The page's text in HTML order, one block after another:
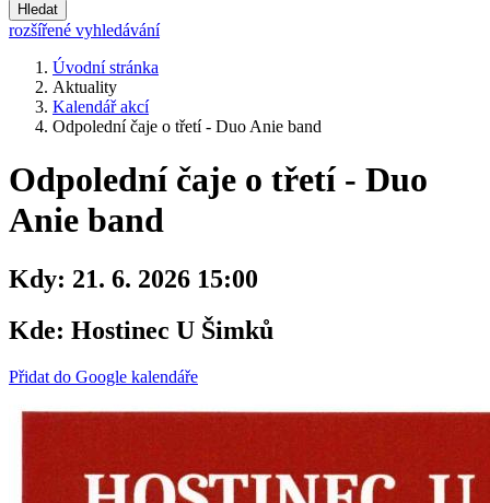
Hledat
rozšířené vyhledávání
Úvodní stránka
Aktuality
Kalendář akcí
Odpolední čaje o třetí - Duo Anie band
Odpolední čaje o třetí - Duo
Anie band
Kdy: 21. 6. 2026 15:00
Kde: Hostinec U Šimků
Přidat do Google kalendáře